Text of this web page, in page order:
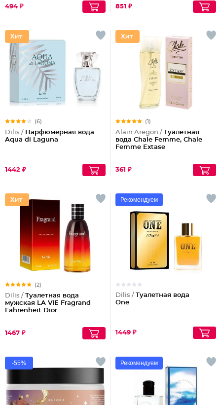
494 ₽ 851 ₽
(6)
Dilis / Парфюмерная вода
Aqua di Laguna
1442 ₽
(1)
Alain Aregon / Туалетная
вода Chale Femme, Chale
Femme Extase
361 ₽
(2)
Dilis / Туалетная вода
мужская LA VIE Fragrand
Fahrenheit Dior
1467 ₽
Рекомендуем
Dilis / Туалетная вода
One
1449 ₽
-55% Рекомендуем